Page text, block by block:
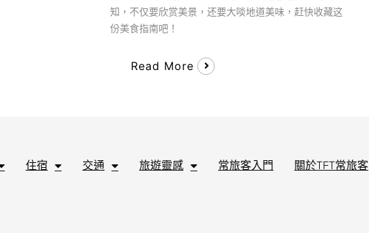
知，不仅要欣赏美景，还要大啖地道美味，赶快收藏这
份美食指南吧！
Read More
住宿 交通 旅遊靈感 常旅客入門 關於TFT常旅客